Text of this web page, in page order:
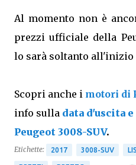
Al momento non è
prezzi ufficiale della
lo sarà soltanto all'inizio
Scopri anche i motori di
info sulla data d'uscita
Peugeot 3008-SUV.
Etichette: 2017 3008-SUV